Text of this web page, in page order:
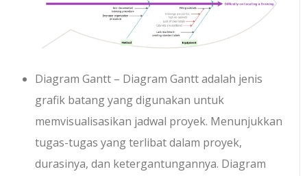
Diagram Gantt – Diagram Gantt adalah jenis
grafik batang yang digunakan untuk
memvisualisasikan jadwal proyek. Menunjukkan
tugas-tugas yang terlibat dalam proyek,
durasinya, dan ketergantungannya. Diagram